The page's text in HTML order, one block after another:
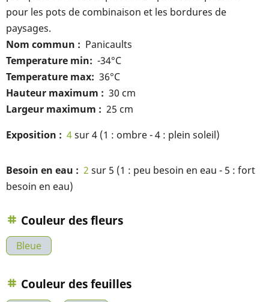
pour les pots de combinaison et les bordures de
paysages.
Nom commun
Panicaults
Temperature min
-34°C
Temperature max 36°C
Hauteur maximum
30 cm
Largeur maximum
25 cm
Exposition
4sur 4 (1 : ombre - 4 : plein soleil)
Besoin en eau 2 sur 5 (1 : peu besoin en eau - 5 : fort
besoin en eau)
Couleur des fleurs
Bleue
Couleur des feuilles